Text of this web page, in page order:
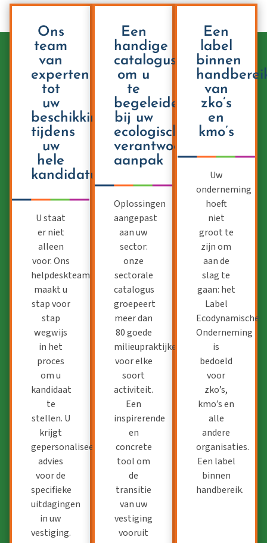
Ons
team
van
experten
tot
uw
beschikking
tijdens
uw
hele
kandidatuur
U staat
er niet
alleen
voor. Ons
helpdeskteam
maakt u
stap voor
stap
wegwijs
in het
proces
om u
kandidaat
te
stellen. U
krijgt
gepersonaliseerd
advies
voor de
specifieke
uitdagingen
in uw
vestiging.
Een
handige
catalogus
om u
te
begeleiden
bij uw
ecologisch
verantwoorde
aanpak
Oplossingen
aangepast
aan uw
sector:
onze
sectorale
catalogus
groepeert
meer dan
80 goede
milieupraktijken
voor elke
soort
activiteit.
Een
inspirerende
en
concrete
tool om
de
transitie
van uw
vestiging
vooruit
Een
label
binnen
van
zko’s
en
kmo’s
Uw
onderneming
hoeft
niet
groot te
zijn om
aan de
slag te
gaan: het
Label
Ecodynamische
Onderneming
is
bedoeld
voor
zko’s,
kmo’s en
alle
andere
organisaties.
Een label
binnen
handbereik.